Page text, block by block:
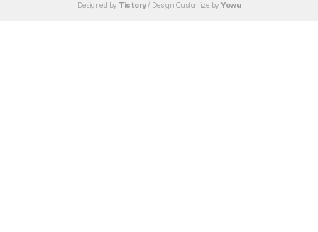
Designed by Tistory/ Design Customize by Yowu